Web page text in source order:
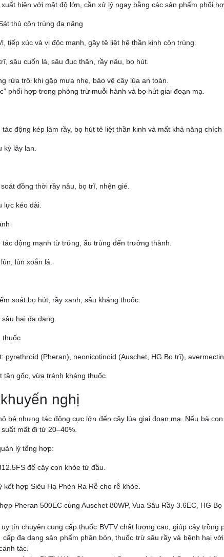
hiện với mật độ lớn, cần xử lý ngay bằng các sản phẩm phối
thủ côn trùng đa năng
tiếp xúc và vị độc mạnh, gây tê liệt hệ thần kinh côn trùng.
sâu cuốn lá, sâu đục thân, rầy nâu, bọ hút.
rửa trôi khi gặp mưa nhẹ, bảo vệ cây lúa an toàn.
phối hợp trong phòng trừ muỗi hành và bọ hút giai đoạn mạ.
động kép làm rầy, bọ hút tê liệt thần kinh và mất khả năng chích
lây lan.
đồng thời rầy nâu, bọ trĩ, nhện gié.
lực kéo dài.
động mạnh từ trứng, ấu trùng đến trưởng thành.
lùn xoắn lá.
soát bọ hút, rầy xanh, sâu kháng thuốc.
hại đa dạng.
thuốc
pyrethroid (Pheran), neonicotinoid (Auschet, HG Bọ trĩ),
gốc, vừa tránh kháng thuốc.
nghị
bé nhưng tác động cực lớn đến cây lúa giai đoạn mạ. Nếu bà
mất đi từ 20–40%.
lý tổng hợp:
để cây con khỏe từ đầu.
hợp Siêu Hạ Phèn Ra Rễ cho rễ khỏe.
Pheran 500EC cùng Auschet 80WP, Vua Sâu Rầy 3.6EC, HG
tín chuyên cung cấp thuốc BVTV chất lượng cao, giúp cây trồng
đa dạng sản phẩm phân bón, thuốc trừ sâu rầy và bệnh hại
tác.